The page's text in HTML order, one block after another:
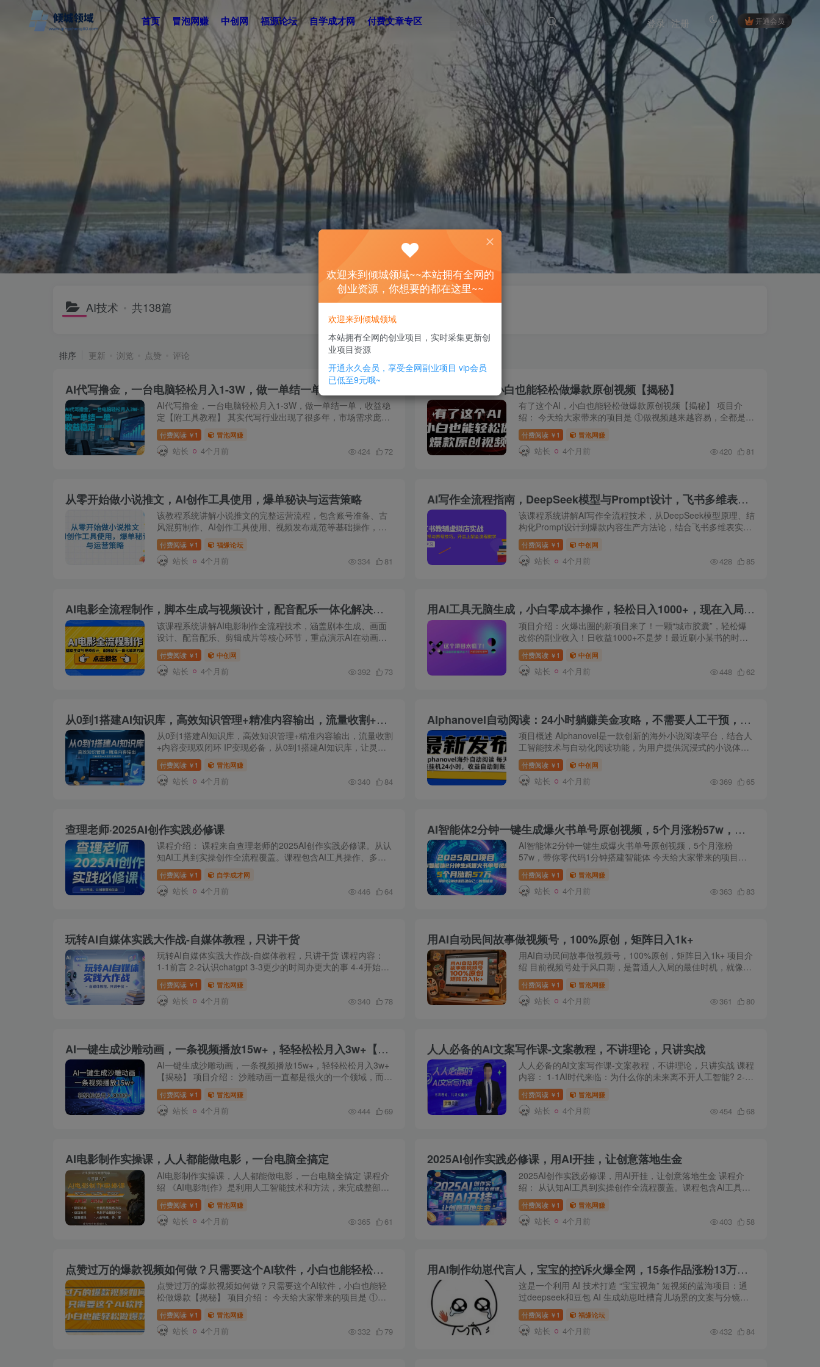
首页 冒泡网赚 中创网 福源论坛 自学成才网 付费文章专区 开通会员
登录 注册
AI技术 共138篇
排序 更新 浏览 点赞 评论
AI代写撸金，一台电脑轻松月入1-3W，做一单结一单，收益稳
定【附工具教程】 其实代写行业出现了很多年，市场需求庞
大，之前的代写行业门槛那可是非常高，不仅要有学历，还要
有文笔，精通各种学...
付费阅读 ￥ 1 冒泡网赚
站长 4个月前 424 72
有了这个AI，小白也能轻松做爆款原创视频【揭秘】
有了这个AI，小白也能轻松做爆款原创视频【揭秘】 项目介
绍： 今天给大家带来的项目是 ①做视频越来越容易，全都是原
创视频 ②用免费的AI软件生成视频 课程下载：
付费阅读 ￥ 1 冒泡网赚
站长 4个月前 420 81
从零开始做小说推文，AI创作工具使用，爆单秘诀与运营策略
该教程系统讲解小说推文的完整运营流程，包含账号准备、古
风混剪制作、AI创作工具使用、视频发布规范等基础操作，重
点解析爆单核心秘诀和知乎图文关键词玩法，并提供加餐内容
强化关键技能。 课...
付费阅读 ￥ 1 福缘论坛
站长 4个月前 334 81
AI写作全流程指南，DeepSeek模型与Prompt设计，飞书多维表自动化生产
该课程系统讲解AI写作全流程技术，从DeepSeek模型原理、结
构化Prompt设计到爆款内容生产方法论，结合飞书多维表实现
自动化工作流。涵盖Prompt商单实战、思维链优化、文风模仿
等核心技能，并通过...
付费阅读 ￥ 1 中创网
站长 4个月前 428 85
AI电影全流程制作，脚本生成与视频设计，配音配乐一体化解决方案
该课程系统讲解AI电影制作全流程技术，涵盖剧本生成、画面
设计、配音配乐、剪辑成片等核心环节，重点演示AI在动画制
作与广告创作中的高效应用，提供从脚本到成片的标准化工作
流解决方案。 课程...
付费阅读 ￥ 1 中创网
站长 4个月前 392 73
用AI工具无脑生成，小白零成本操作，轻松日入1000+，现在入局正当时！
项目介绍：火爆出圈的新项目来了！一颗“城市胶囊”，轻松爆
改你的副业收入！日收益1000+不是梦！最近刷小某书的时
候，我一眼就被一组图吸引住了，真的让人拇指停不下来！透
明的胶囊里，竟然装...
付费阅读 ￥ 1 中创网
站长 4个月前 448 62
从0到1搭建AI知识库，高效知识管理+精准内容输出，流量收割+内容变现双闭环
从0到1搭建AI知识库，高效知识管理+精准内容输出，流量收割
+内容变现双闭环 IP变现必备，从0到1搭建AI知识库，让灵感
自动归档、输出精准高效、变现路径清晰可见! 课程内容：
【第01课】掌握流量...
付费阅读 ￥ 1 冒泡网赚
站长 4个月前 340 84
AIphanovel自动阅读：24小时躺赚美金攻略，不需要人工干预，单电脑每天…
项目概述 AIphanovel是一款创新的海外小说阅读平台，结合人
工智能技术与自动化阅读功能，为用户提供沉浸式的小说体
验，同时通过自动化阅读赚取收益。 平台专注于海外市场，提
供多语言支持，涵盖...
付费阅读 ￥ 1 中创网
站长 4个月前 369 65
查理老师·2025AI创作实践必修课
课程介绍： 课程来自查理老师的2025AI创作实践必修课。从认
知AI工具到实操创作全流程覆盖。课程包含AI工具操作、多平
台变现渠道解析，以及故事选题、结构搭建、人物设计等创作
核心环节的AI应用...
付费阅读 ￥ 1 自学成才网
站长 4个月前 446 64
AI智能体2分钟一键生成爆火书单号原创视频，5个月涨粉57w，带你零代码1分钟搭建智能体
AI智能体2分钟一键生成爆火书单号原创视频，5个月涨粉
57w，带你零代码1分钟搭建智能体 今天给大家带来的项目
是： 1、在短视频内容竞争日趋白热化的当下，“书单号”赛道凭
借其独特的情绪价值与...
付费阅读 ￥ 1 冒泡网赚
站长 4个月前 363 83
玩转AI自媒体实践大作战-自媒体教程，只讲干货
玩转AI自媒体实践大作战-自媒体教程，只讲干货 课程内容：
1-1前言 2-2认识chatgpt 3-3更少的时间办更大的事 4-4开始无
痛学习chatAI吧 5-5你会正确问话吗?用chatAI写一篇影评 6-6
种草神器万能的...
付费阅读 ￥ 1 冒泡网赚
站长 4个月前 340 78
用AI自动民间故事做视频号，100%原创，矩阵日入1k+
用AI自动民间故事做视频号，100%原创，矩阵日入1k+ 项目介
绍 目前视频号处于风口期，是普通人入局的最佳时机，就像
2020年的抖音一样基本上发布作品就有很大几率爆流量，收益
也是相当可观， 飞雪...
付费阅读 ￥ 1 冒泡网赚
站长 4个月前 361 80
AI一键生成沙雕动画，一条视频播放15w+，轻轻松松月入3w+【揭秘】
AI一键生成沙雕动画，一条视频播放15w+，轻轻松松月入3w+
【揭秘】 项目介绍： 沙雕动画一直都是很火的一个领域，而且
现在它内容更新奇，直接把短剧内容搬过来做成沙雕动画，播
放量还挺高，，如...
付费阅读 ￥ 1 冒泡网赚
站长 4个月前 444 69
人人必备的AI文案写作课-文案教程，不讲理论，只讲实战
人人必备的AI文案写作课-文案教程，不讲理论，只讲实战 课程
内容： 1-1AI时代来临：为什么你的未来离不开人工智能? 2-
2ChatGPT背后的秘密：你真的掌握了它的全部潜力吗? 3-3指
令不清?学会下达完...
付费阅读 ￥ 1 冒泡网赚
站长 4个月前 454 68
AI电影制作实操课，人人都能做电影，一台电脑全搞定
AI电影制作实操课，人人都能做电影，一台电脑全搞定 课程介
绍 《AI电影制作》是利用人工智能技术和方法，来完成整部电
影制作的一门实操课。也是利用AI技术，来实现AI视频领域创
业的实战课。 AI...
付费阅读 ￥ 1 冒泡网赚
站长 4个月前 365 61
2025AI创作实践必修课，用AI开挂，让创意落地生金
2025AI创作实践必修课，用AI开挂，让创意落地生金 课程介
绍： 从认知AI工具到实操创作全流程覆盖。课程包含AI工具操
作、多平台变现渠道解析，以及故事选题、结构搭建、人物设
计等创作核心环节的...
付费阅读 ￥ 1 冒泡网赚
站长 4个月前 403 58
点赞过万的爆款视频如何做？只需要这个AI软件，小白也能轻松做爆款【揭秘】
点赞过万的爆款视频如何做？只需要这个AI软件，小白也能轻
松做爆款【揭秘】 项目介绍： 今天给大家带来的项目是 ①做
视频越来越容易，全都是原创视频 ②用免费的AI软件生成视频
③复杂的工作我...
付费阅读 ￥ 1 冒泡网赚
站长 4个月前 332 79
用AI制作幼崽代言人，宝宝的控诉火爆全网，15条作品涨粉13万，单号月入5位数实操教程
这是一个利用 AI 技术打造 “宝宝视角” 短视频的蓝海项目：通
过deepseek和豆包 AI 生成幼崽吐槽育儿场景的文案与分镜，
结合即梦 AI 实现图片转视频与数字人对口型，最终用剪映合成
爆款内容。案...
付费阅读 ￥ 1 福缘论坛
站长 4个月前 432 84
欢迎来到倾城领域~~本站拥有全网的
创业资源，你想要的都在这里~~
欢迎来到倾城领域
本站拥有全网的创业项目，实时采集更新创
业项目资源
开通永久会员，享受全网副业项目 vip会员
已低至9元哦~